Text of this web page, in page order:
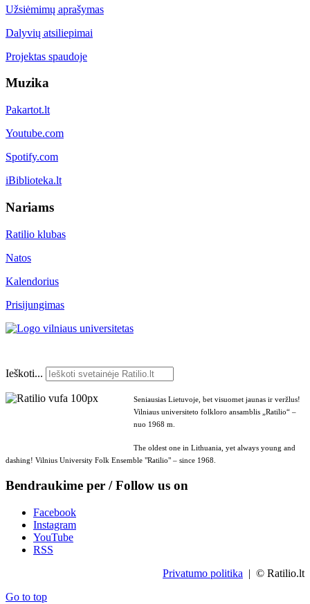
Užsiėmimų aprašymas
Dalyvių atsiliepimai
Projektas spaudoje
Muzika
Pakartot.lt
Youtube.com
Spotify.com
iBiblioteka.lt
Nariams
Ratilio klubas
Natos
Kalendorius
Prisijungimas
Ieškoti...
Seniausias Lietuvoje, bet visuomet jaunas ir veržlus!
Vilniaus universiteto folkloro ansamblis „Ratilio“ –
nuo 1968 m.
The oldest one in Lithuania, yet always young and
dashing! Vilnius University Folk Ensemble "Ratilio" – since 1968.
Bendraukime per / Follow us on
Facebook
Instagram
YouTube
RSS
Privatumo politika | © Ratilio.lt
Go to top